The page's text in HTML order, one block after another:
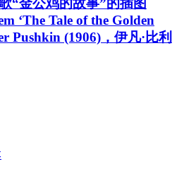
‘The Tale of the Golden
Pushkin (1906)，伊凡·比利